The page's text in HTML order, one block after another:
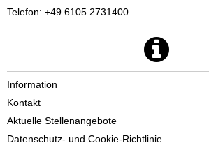
Telefon: +49 6105 2731400
Information
Kontakt
Aktuelle Stellenangebote
Datenschutz- und Cookie-Richtlinie